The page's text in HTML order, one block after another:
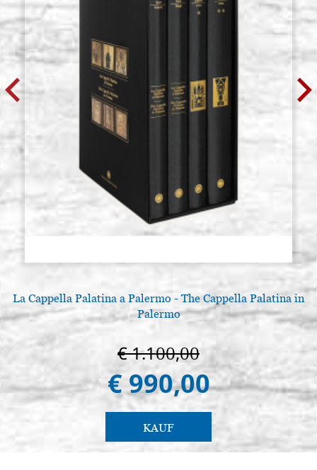
La Cappella Palatina a Palermo - The Cappella Palatina in
Palermo
€ 1.100,00
€ 990,00
KAUF